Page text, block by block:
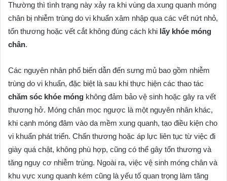
Thường thì tình trạng này xảy ra khi vùng da xung quanh móng
chân bị nhiễm trùng do vi khuẩn xâm nhập qua các vết nứt nhỏ,
tổn thương hoặc vết cắt không đúng cách khi lấy khóe móng
chân.
Các nguyên nhân phổ biến dẫn đến sưng mủ bao gồm nhiễm
trùng do vi khuẩn, đặc biệt là sau khi thực hiện các thao tác
chăm sóc khóe móng không đảm bảo vệ sinh hoặc gây ra vết
thương hở. Móng chân mọc ngược là một nguyên nhân khác,
khi cạnh móng đâm vào da mềm xung quanh, tạo điều kiện cho
vi khuẩn phát triển. Chấn thương hoặc áp lực liên tục từ việc đi
giày quá chật, không phù hợp, cũng có thể gây tổn thương và
tăng nguy cơ nhiễm trùng. Ngoài ra, việc vệ sinh móng chân và
khu vực xung quanh kém cũng là yếu tố quan trọng làm tăng